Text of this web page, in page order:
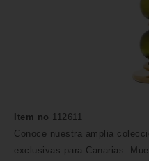
Item no 112611
Conoce nuestra amplia
exclusivas para Canarias.